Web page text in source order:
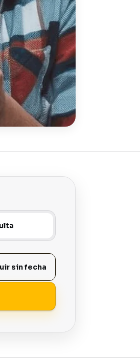
de infracción y fecha.
sin fecha